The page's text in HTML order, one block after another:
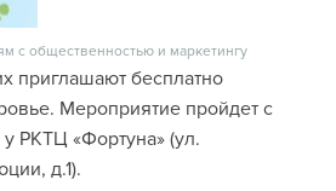
с общественностью и маркетингу
приглашают бесплатно
Мероприятие пройдет с
РКТЦ «Фортуна» (ул.
д.1).